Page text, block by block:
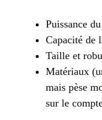
Puissance
Capacité de
Taille et
Matériaux
mais pèse
sur le